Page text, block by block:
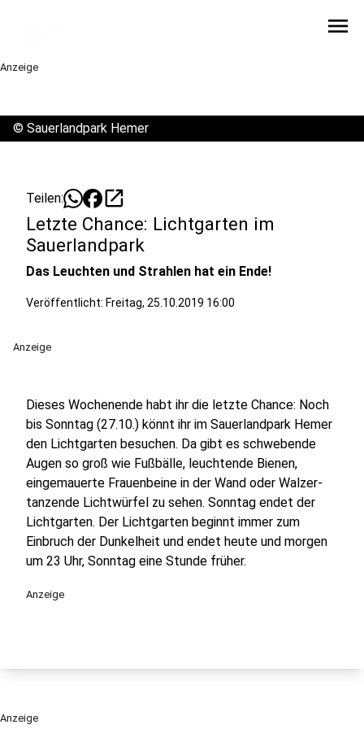
menu
Anzeige
© Sauerlandpark Hemer
Teilen: open_in_new
Letzte Chance: Lichtgarten im
Sauerlandpark
Das Leuchten und Strahlen hat ein Ende!
Veröffentlicht: Freitag, 25.10.2019 16:00
Anzeige
Dieses Wochenende habt ihr die letzte Chance: Noch
bis Sonntag (27.10.) könnt ihr im Sauerlandpark Hemer
den Lichtgarten besuchen. Da gibt es schwebende
Augen so groß wie Fußbälle, leuchtende Bienen,
eingemauerte Frauenbeine in der Wand oder Walzer-
tanzende Lichtwürfel zu sehen. Sonntag endet der
Lichtgarten. Der Lichtgarten beginnt immer zum
Einbruch der Dunkelheit und endet heute und morgen
um 23 Uhr, Sonntag eine Stunde früher.
Anzeige
Anzeige